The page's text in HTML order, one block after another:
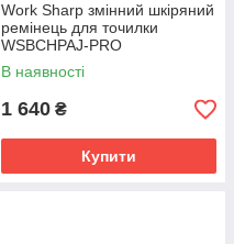
Work Sharp змінний шкіряний
ремінець для точилки
WSBCHPAJ-PRO
В наявності
1 640 ₴
Купити